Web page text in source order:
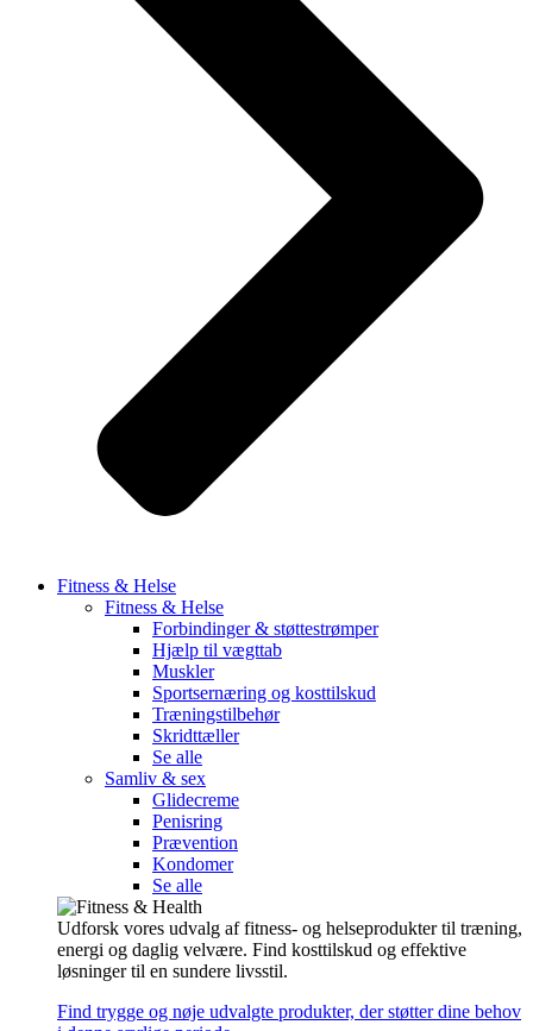
Fitness & Helse
Fitness & Helse
Forbindinger & støttestrømper
Hjælp til vægttab
Muskler
Sportsernæring og kosttilskud
Træningstilbehør
Skridttæller
Se alle
Samliv & sex
Glidecreme
Penisring
Prævention
Kondomer
Se alle
Udforsk vores udvalg af fitness- og helseprodukter til træning,
energi og daglig velvære. Find kosttilskud og effektive
løsninger til en sundere livsstil.
Find trygge og nøje udvalgte produkter, der støtter dine behov